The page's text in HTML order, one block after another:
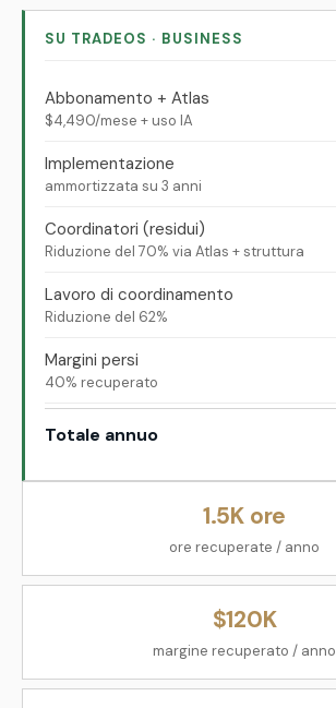
SU TRADEOS · BUSINESS
Abbonamento + Atlas
$4,490/mese + uso IA
Implementazione
ammortizzata su 3 anni
Coordinatori (residui)
Riduzione del 70% via Atlas + struttura
Lavoro di coordinamento
Riduzione del 62%
Margini persi
40% recuperato
Totale annuo
1.5K ore
ore recuperate / anno
$120K
margine recuperato / anno